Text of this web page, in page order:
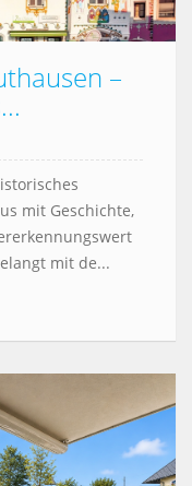
–
mit Geschichte,
mit de...